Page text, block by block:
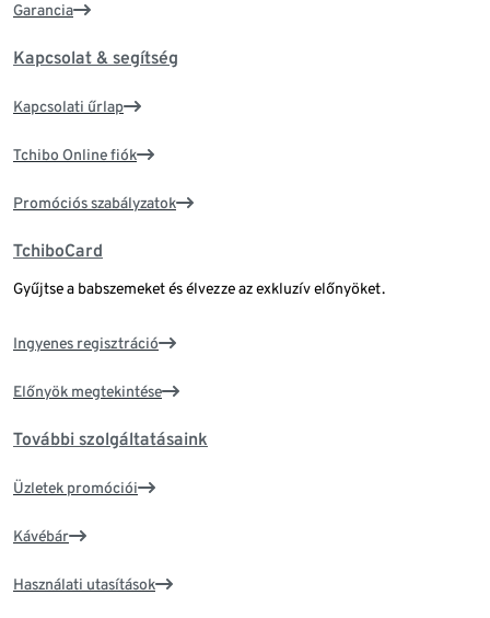
Garancia
Kapcsolat & segítség
Kapcsolati űrlap
Tchibo Online fiók
Promóciós szabályzatok
TchiboCard
Gyűjtse a babszemeket és élvezze az exkluzív előnyöket.
Ingyenes regisztráció
Előnyök megtekintése
További szolgáltatásaink
Üzletek promóciói
Kávébár
Használati utasítások